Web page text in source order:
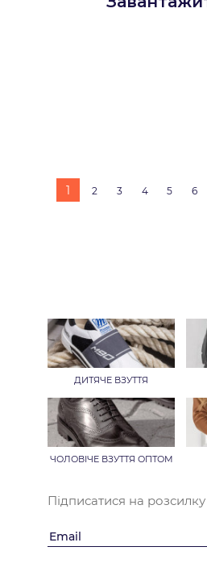
1 2 3 4 5 6
Підписатися на розсилку
ДИТЯЧЕ ВЗУТТЯ
ЧОЛОВІЧЕ ВЗУТТЯ ОПТОМ